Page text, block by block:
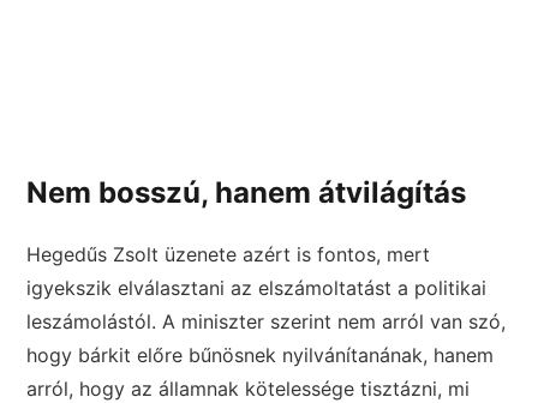
Nem bosszú, hanem átvilágítás
Hegedűs Zsolt üzenete azért is fontos, mert
igyekszik elválasztani az elszámoltatást a politikai
leszámolástól. A miniszter szerint nem arról van szó,
hogy bárkit előre bűnösnek nyilvánítanának, hanem
arról, hogy az államnak kötelessége tisztázni, mi